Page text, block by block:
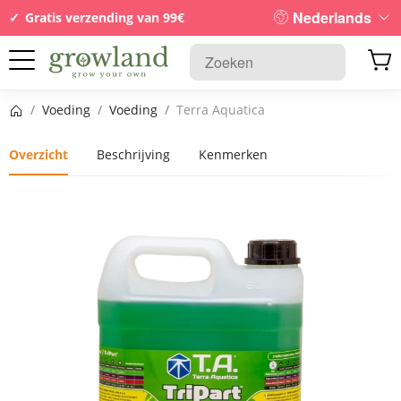
Gratis verzending van 99€ Nederlands
Startpagina
/ Voeding / Voeding / Terra Aquatica
Overzicht Beschrijving Kenmerken